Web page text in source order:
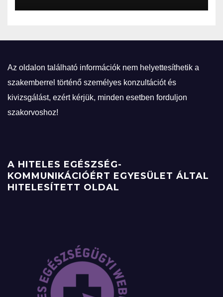
Az oldalon található információk nem helyettesíthetik a
szakemberrel történő személyes konzultációt és
kivizsgálást, ezért kérjük, minden esetben forduljon
szakorvoshoz!
A HITELES EGÉSZSÉG-
KOMMUNIKÁCIÓÉRT EGYESÜLET ÁLTAL
HITELESÍTETT OLDAL